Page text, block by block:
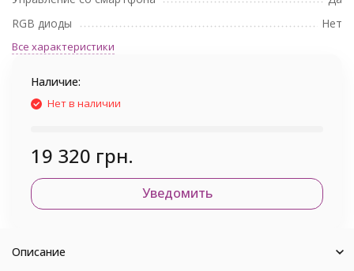
RGB диоды
Нет
Все характеристики
Наличие:
Нет в наличии
19 320 грн.
Уведомить
Описание